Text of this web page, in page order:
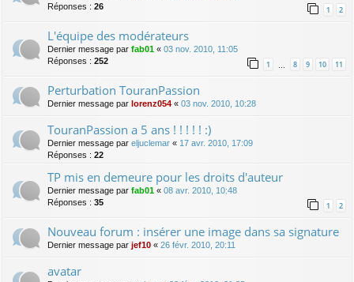
Réponses : 26 1 2
L'équipe des modérateurs
Dernier message par fab01 « 03 nov. 2010, 11:05
Réponses : 252 1 … 8 9 10 11
Perturbation TouranPassion
Dernier message par lorenz054 « 03 nov. 2010, 10:28
TouranPassion a 5 ans ! ! ! ! ! :)
Dernier message par eljuclemar « 17 avr. 2010, 17:09
Réponses : 22
TP mis en demeure pour les droits d'auteur
Dernier message par fab01 « 08 avr. 2010, 10:48
Réponses : 35 1 2
Nouveau forum : insérer une image dans sa signature
Dernier message par jef10 « 26 févr. 2010, 20:11
avatar